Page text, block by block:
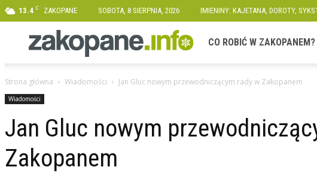
13.4 C ZAKOPANE SOBOTA, 8 SIERPNIA, 2026 IMIENINY: KAJETANA, DOROTY,
Zakopane.info
CO ROBIĆ W ZAKOPANEM?
Strona główna Wiadomości Jan Gluc nowym przewodniczącym rady w Zakopanem
Wiadomości
Jan Gluc nowym
Zakopanem